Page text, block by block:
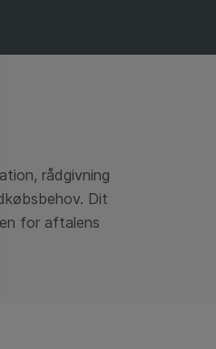
rådgivning
Dit
for aftalens